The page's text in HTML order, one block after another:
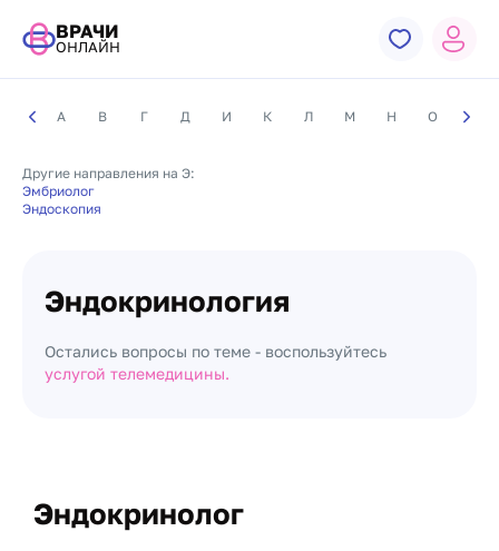
ВРАЧИ
ОНЛАЙН
А В Г Д И К Л М Н О П
Другие направления на Э:
Эмбриолог
Эндоскопия
Эндокринология
Остались вопросы по теме - воспользуйтесь
услугой телемедицины.
Эндокринолог